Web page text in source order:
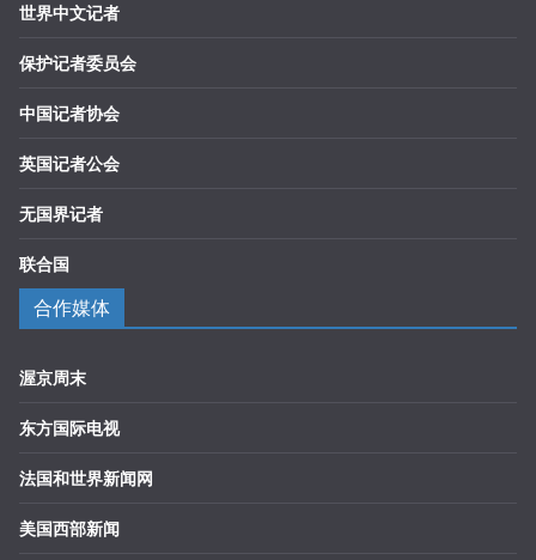
世界中文记者
保护记者委员会
中国记者协会
英国记者公会
无国界记者
联合国
合作媒体
渥京周末
东方国际电视
法国和世界新闻网
美国西部新闻